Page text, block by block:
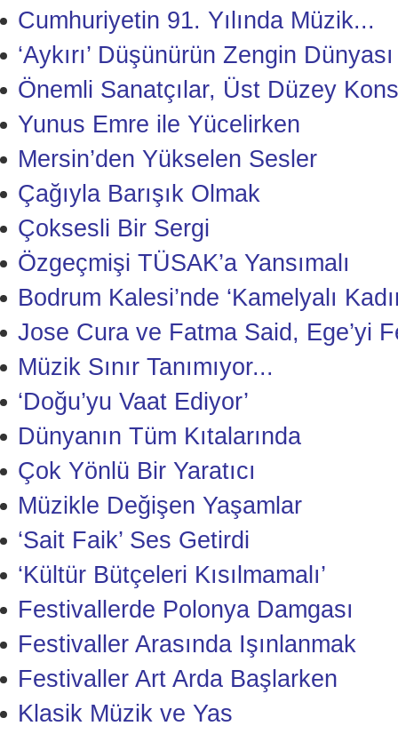
Cumhuriyetin 91. Yılında Müzik...
‘Aykırı’ Düşünürün Zengin Dünyası
Önemli Sanatçılar, Üst Düzey
Yunus Emre ile Yücelirken
Mersin’den Yükselen Sesler
Çağıyla Barışık Olmak
Çoksesli Bir Sergi
Özgeçmişi TÜSAK’a Yansımalı
Bodrum Kalesi’nde ‘Kamelyalı
Jose Cura ve Fatma Said, Ege’yi
Müzik Sınır Tanımıyor...
‘Doğu’yu Vaat Ediyor’
Dünyanın Tüm Kıtalarında
Çok Yönlü Bir Yaratıcı
Müzikle Değişen Yaşamlar
‘Sait Faik’ Ses Getirdi
‘Kültür Bütçeleri Kısılmamalı’
Festivallerde Polonya Damgası
Festivaller Arasında Işınlanmak
Festivaller Art Arda Başlarken
Klasik Müzik ve Yas